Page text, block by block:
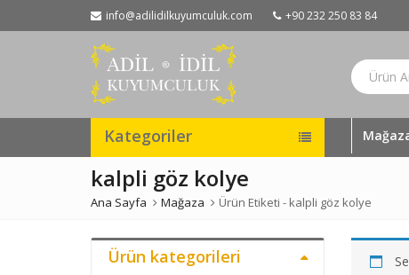
info@adilidilkuyumculuk.com +90 232 250 83 84
Kategoriler
kalpli göz kolye
Ana Sayfa Mağaza Ürün Etiketi - kalpli göz kolye
Ürün kategorileri